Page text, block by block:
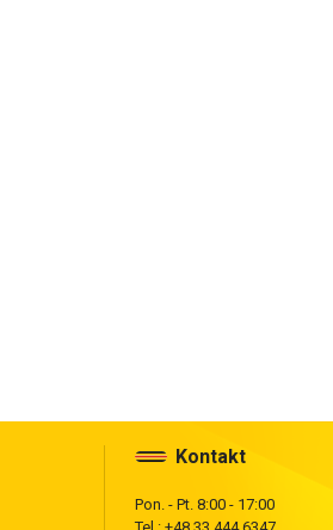
Kontakt
Pon. - Pt. 8:00 - 17:00